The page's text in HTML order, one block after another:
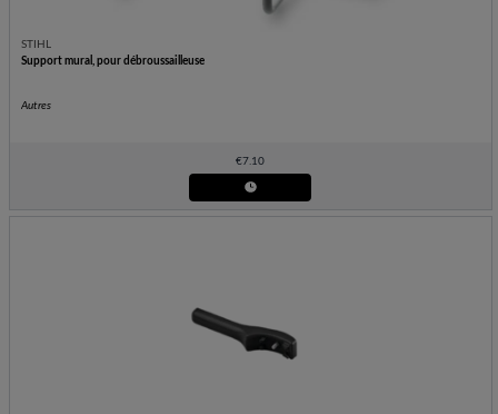
STIHL
Support mural, pour débroussailleuse
Autres
€7.10